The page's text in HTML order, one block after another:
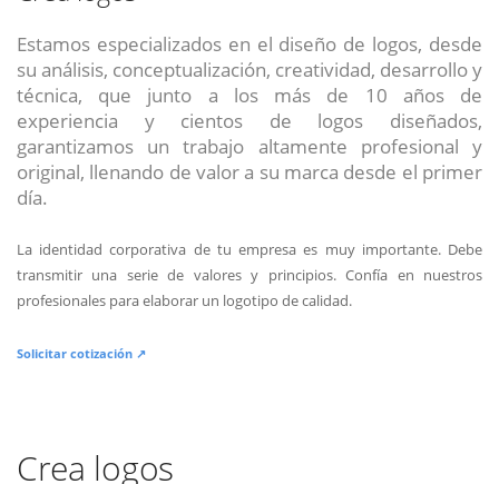
Estamos especializados en el diseño de logos, desde
su análisis, conceptualización, creatividad, desarrollo y
técnica, que junto a los más de 10 años de
experiencia y cientos de logos diseñados,
garantizamos un trabajo altamente profesional y
original, llenando de valor a su marca desde el primer
día.
La identidad corporativa de tu empresa es muy importante. Debe
transmitir una serie de valores y principios. Confía en nuestros
profesionales para elaborar un logotipo de calidad.
Solicitar cotización ↗
Crea logos